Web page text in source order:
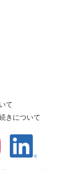
て
きについて